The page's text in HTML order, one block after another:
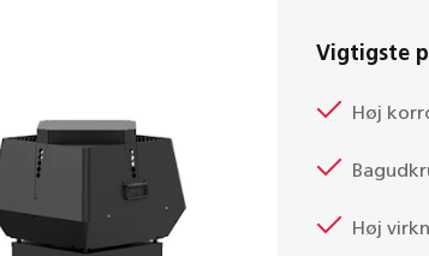
Vigtigste
Høj
Høj